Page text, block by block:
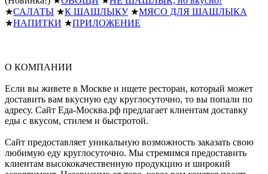
★САЛАТЫ ★К ШАШЛЫКУ ★МЯСО ДЛЯ ШАШЛЫКА
★НАПИТКИ ★ПРИЛОЖЕНИЕ
О КОМПАНИИ
Если вы живете в Москве и ищете ресторан, который может
доставить вам вкусную еду круглосуточно, то вы попали по
адресу. Сайт Еда-Москва.рф предлагает клиентам доставку
еды с вкусом, стилем и быстротой.
Сайт предоставляет уникальную возможность заказать свою
любимую еду круглосуточно. Мы стремимся предоставить
клиентам высококачественную продукцию и широкий